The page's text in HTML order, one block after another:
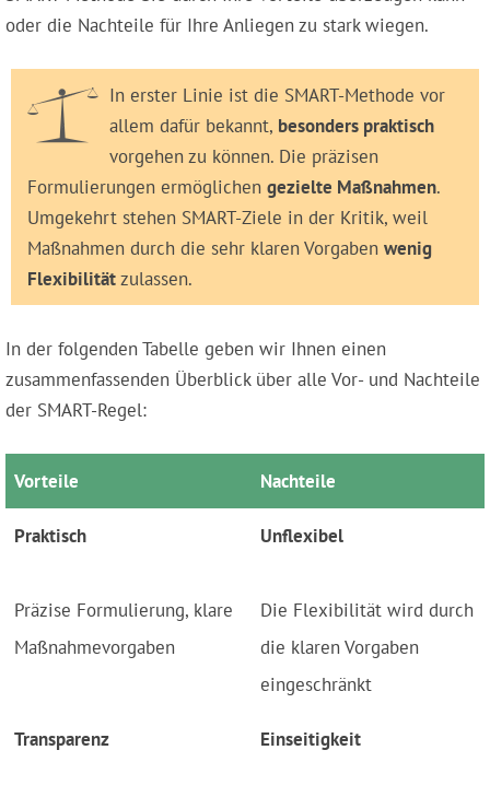
oder die Nachteile für Ihre Anliegen zu stark wiegen.
In erster Linie ist die SMART-Methode vor
allem dafür bekannt, besonders praktisch
vorgehen zu können. Die präzisen
Formulierungen ermöglichen gezielte Maßnahmen.
Umgekehrt stehen SMART-Ziele in der Kritik, weil
Maßnahmen durch die sehr klaren Vorgaben wenig
Flexibilitätzulassen.
In der folgenden Tabelle geben wir Ihnen einen
zusammenfassenden Überblick über alle Vor- und Nachteile
der SMART-Regel:
Vorteile Nachteile
Praktisch
Präzise Formulierung, klare
Maßnahmevorgaben
Unflexibel
Die Flexibilität wird durch
die klaren Vorgaben
eingeschränkt
Transparenz Einseitigkeit